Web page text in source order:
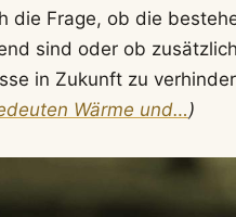
die Frage, ob die
sind oder ob
in Zukunft zu
Wärme und…)